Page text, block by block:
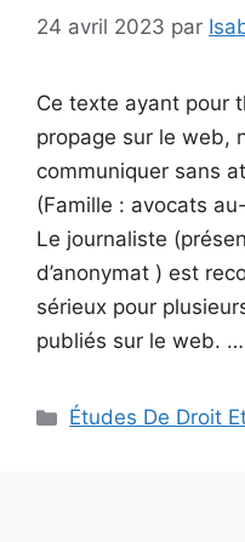
24 avril 2023 par
Ce texte ayant pour
propage sur le web,
communiquer sans
(Famille : avocats
Le journaliste
d’anonymat ) est
sérieux pour
publiés sur le web. …
Catégories
Études De Droit